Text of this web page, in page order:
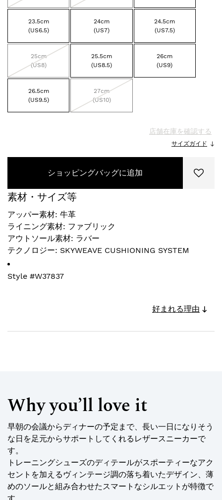
23.5cm
(US6.5)
24cm
(US7)
24.5cm
(US7.5)
25cm
(US8)
25.5cm
(US8.5)
26cm
(US9)
26.5cm
(US9.5)
27cm
(US10)
店舗在庫を確認する
サイズガイド
ショッピングバッグに追加
素材・サイズ等
アッパー素材: 牛革
ライニング素材: ファブリック
アウトソール素材: ラバー
テクノロジー: SKYWEAVE CUSHIONING SYSTEM
Style #W37837
好まれる理由
Why you’ll love it
早朝の会議からディナーの予定まで、長い一日になりそう
な日を足元からサポートしてくれるレザースニーカーで
す。
トレーニングシューズのディテールがスポーティーなアク
セントを加えるヴィンテージ調の落ち着いたデザイン、薄
めのソールと組み合わせたスマートなシルエットが特徴で